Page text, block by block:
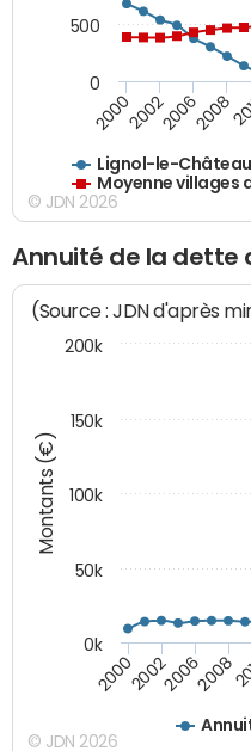
Lignol-le-Château
Moyenne villages
2000200220062008
0
500
© JDN 2026
Annuité de la dette
Montants (€)
(Source : JDN d'après
2000200220062008
0k
50k
100k
150k
200k
© JDN 2026